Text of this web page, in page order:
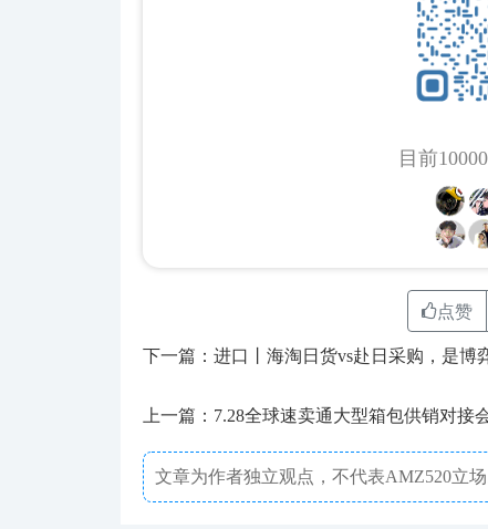
目前
点赞
下一篇：进口丨海淘日货vs赴日采购，是博
上一篇：7.28全球速卖通大型箱包供销对接
文章为作者独立观点，不代表AMZ520立